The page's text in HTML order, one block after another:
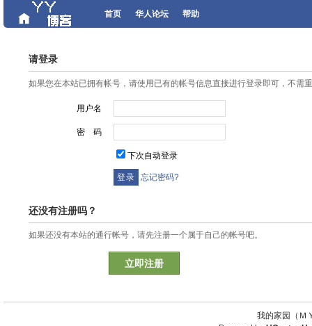
首页 华人论坛 帮助
请登录
如果您在本站已拥有帐号，请使用已有的帐号信息直接进行登录即可，不需
用户名
密 码
下次自动登录
忘记密码?
还没有注册吗？
如果还没有本站的通行帐号，请先注册一个属于自己的帐号吧。
立即注册
我的家园（